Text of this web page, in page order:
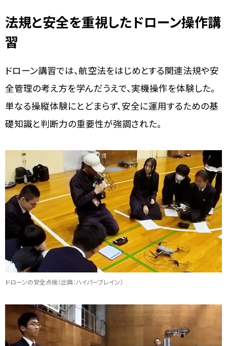
法規と安全を重視したドローン操作講
習
ドローン講習では、航空法をはじめとする関連法規や安
全管理の考え方を学んだうえで、実機操作を体験した。
単なる操縦体験にとどまらず、安全に運用するための基
礎知識と判断力の重要性が強調された。
ドローンの安全点検（出典：ハイパーブレイン）